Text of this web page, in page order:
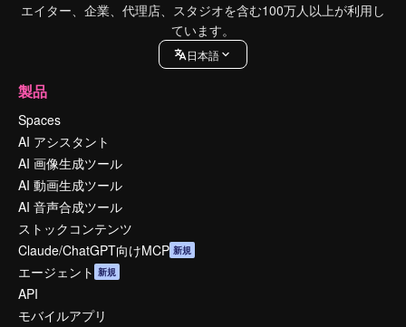
エイター、企業、代理店、スタジオを含む100万人以上が利用し
ています。
日本語
製品
Spaces
AI アシスタント
AI 画像生成ツール
AI 動画生成ツール
AI 音声合成ツール
ストックコンテンツ
Claude/ChatGPT向けMCP 新規
エージェント 新規
API
モバイルアプリ